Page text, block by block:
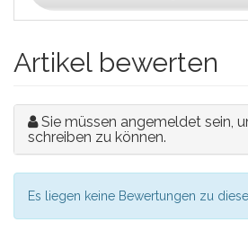
Artikel bewerten
Sie müssen angemeldet sein,
schreiben zu können.
Es liegen keine Bewertungen zu